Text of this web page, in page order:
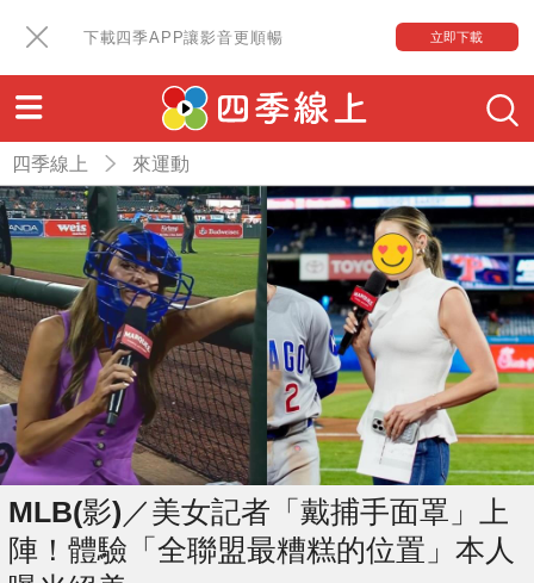
下載四季APP讓影音更順暢 立即下載
四季線上 來運動
MLB(影)／美女記者「戴捕手面罩」上
陣！體驗「全聯盟最糟糕的位置」本人